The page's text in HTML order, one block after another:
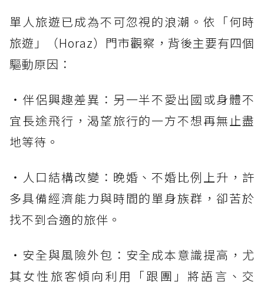
單人旅遊已成為不可忽視的浪潮。依「何時
旅遊」（Horaz）門市觀察，背後主要有四個
驅動原因：
・伴侶興趣差異：另一半不愛出國或身體不
宜長途飛行，渴望旅行的一方不想再無止盡
地等待。
・人口結構改變：晚婚、不婚比例上升，許
多具備經濟能力與時間的單身族群，卻苦於
找不到合適的旅伴。
・安全與風險外包：安全成本意識提高，尤
其女性旅客傾向利用「跟團」將語言、交